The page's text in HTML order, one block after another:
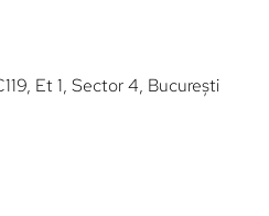
Et 1, Sector 4, București